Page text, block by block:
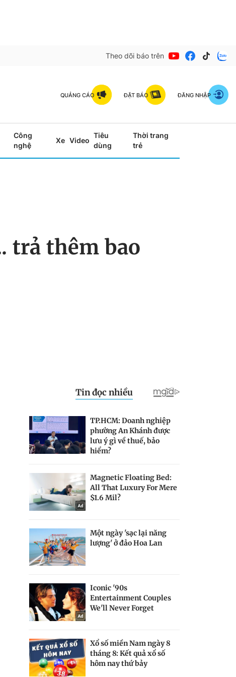
Theo dõi báo trên
QUẢNG CÁO ĐẶT BÁO ĐĂNG NHẬP
Công
nghệ
Xe Video
Tiêu
dùng
Thời trang
trẻ
trả thêm bao